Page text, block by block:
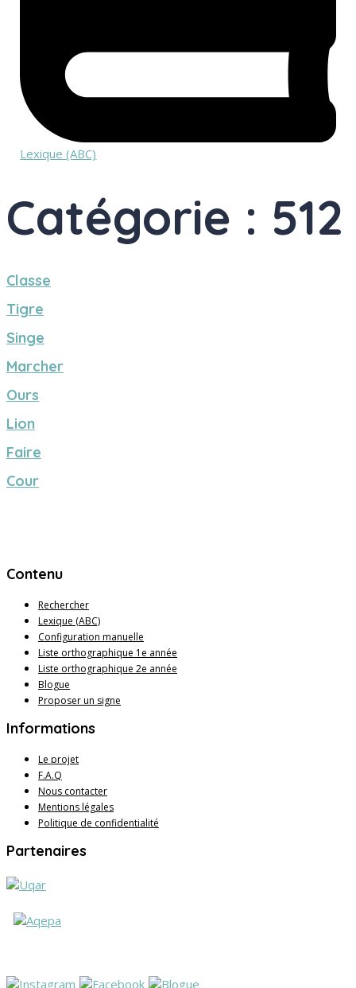
Lexique (ABC)
Catégorie : 512
Classe
Tigre
Singe
Marcher
Ours
Lion
Faire
Cour
Contenu
Rechercher
Lexique (ABC)
Configuration manuelle
Liste orthographique 1e année
Liste orthographique 2e année
Blogue
Proposer un signe
Informations
Le projet
F.A.Q
Nous contacter
Mentions légales
Politique de confidentialité
Partenaires